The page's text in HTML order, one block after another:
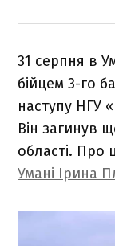
31 серпня в
бійцем 3-го
наступу НГУ
Він загинув
області. Про
Умані Ірина